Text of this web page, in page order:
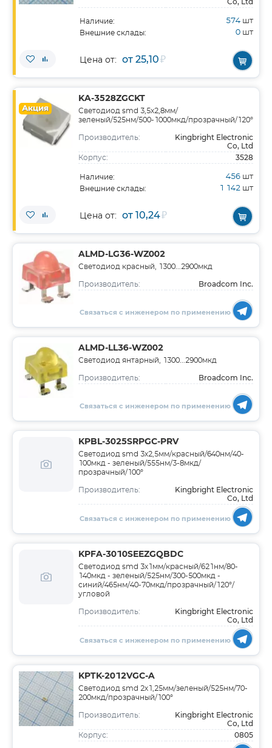
Наличие: 574 шт
Внешние склады: 0 шт
Цена от: от 25,10₽
Акция
KA-3528ZGCKT
Светодиод smd 3,5х2,8мм/
зеленый/525нм/500-1000мкд/прозрачный/120°
Производитель:
Kingbright Electronic
Co, Ltd
Корпус: 3528
Наличие: 456 шт
Внешние склады: 1 142 шт
Цена от: от 10,24₽
ALMD-LG36-WZ002
Светодиод красный, 1300...2900мкд
Производитель: Broadcom Inc.
Связаться с инженером по применению
ALMD-LL36-WZ002
Светодиод янтарный, 1300...2900мкд
Производитель: Broadcom Inc.
Связаться с инженером по применению
KPBL-3025SRPGC-PRV
Светодиод smd 3х2,5мм/красный/640нм/40-
100мкд - зеленый/555нм/3-8мкд/
прозрачный/100°
Производитель:
Kingbright Electronic
Co, Ltd
Связаться с инженером по применению
KPFA-3010SEEZGQBDC
Светодиод smd 3х1мм/красный/621нм/80-
140мкд - зеленый/525нм/300-500мкд -
синий/465нм/40-70мкд/прозрачный/120°/
угловой
Производитель:
Kingbright Electronic
Co, Ltd
Связаться с инженером по применению
KPTK-2012VGC-A
Светодиод smd 2х1,25мм/зеленый/525нм/70-
200мкд/прозрачный/100°
Производитель:
Kingbright Electronic
Co, Ltd
Корпус: 0805